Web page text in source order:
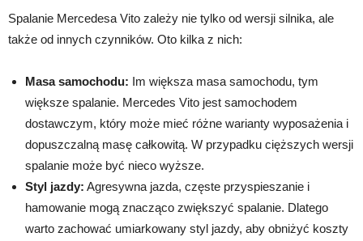
Spalanie Mercedesa Vito zależy nie tylko od wersji silnika, ale
także od innych czynników. Oto kilka z nich:
Masa samochodu: Im większa masa samochodu, tym
większe spalanie. Mercedes Vito jest samochodem
dostawczym, który może mieć różne warianty wyposażenia i
dopuszczalną masę całkowitą. W przypadku cięższych wersji
spalanie może być nieco wyższe.
Styl jazdy: Agresywna jazda, częste przyspieszanie i
hamowanie mogą znacząco zwiększyć spalanie. Dlatego
warto zachować umiarkowany styl jazdy, aby obniżyć koszty